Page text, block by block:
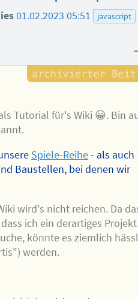
01.02.2023 05:51
javascript
Tutorial für's Wiki 😀. Bin
Spiele-Reihe- als auch
Baustellen, bei denen wir
wird's nicht reichen. Da
ich ein derartiges Projekt
könnte es ziemlich
werden.